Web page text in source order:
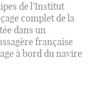
de l’Institut
complet de la
dans un
française
à bord du navire